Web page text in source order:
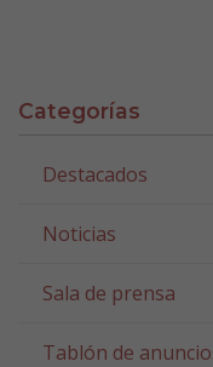
Categorías
Destacados
Noticias
Sala de prensa
Tablón de